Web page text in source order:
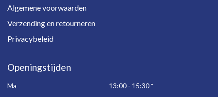
Algemene voorwaarden
Verzending en retourneren
Privacybeleid
Openingstijden
Ma 13:00 - 15:30*